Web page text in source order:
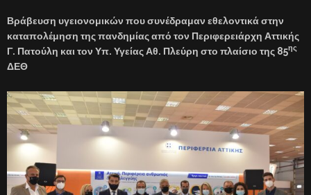
Βράβευση υγειονομικών που συνέδραμαν εθελοντικά στην
καταπολέμηση της πανδημίας από τον Περιφερειάρχη Αττικής
Γ. Πατούλη και τον Υπ. Υγείας Αθ. Πλεύρη στο πλαίσιο της 85ης
ΔΕΘ